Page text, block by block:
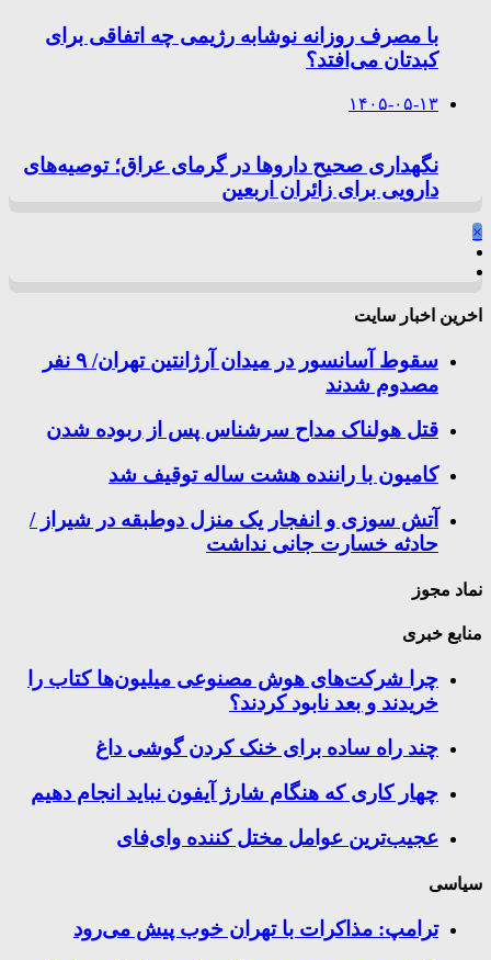
با مصرف روزانه نوشابه رژیمی چه اتفاقی برای
کبدتان می‌افتد؟
۱۴۰۵-۰۵-۱۳
نگهداری صحیح داروها در گرمای عراق؛ توصیه‌های
دارویی برای زائران اربعین
×
اخرین اخبار سایت
سقوط آسانسور در میدان آرژانتین تهران/ ۹ نفر
مصدوم شدند
قتل هولناک مداح سرشناس پس از ربوده شدن
کامیون با راننده هشت ساله توقیف شد
آتش سوزی و انفجار یک منزل دوطبقه در شیراز /
حادثه خسارت جانی نداشت
نماد مجوز
منابع خبری
چرا شرکت‌های هوش مصنوعی میلیون‌ها کتاب را
خریدند و بعد نابود کردند؟
چند راه‌ ساده برای خنک کردن گوشی داغ
چهار کاری که هنگام شارژ آیفون نباید انجام دهیم
عجیب‌ترین عوامل مختل کننده وای‌فای
سیاسی
ترامپ: مذاکرات با تهران خوب پیش می‌رود